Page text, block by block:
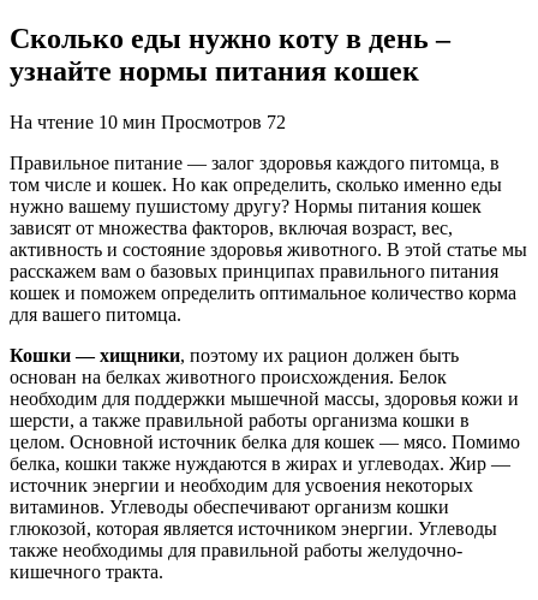
Сколько еды нужно коту в день –
узнайте нормы питания кошек
На чтение 10 мин Просмотров 72
Правильное питание — залог здоровья каждого питомца, в
том числе и кошек. Но как определить, сколько именно еды
нужно вашему пушистому другу? Нормы питания кошек
зависят от множества факторов, включая возраст, вес,
активность и состояние здоровья животного. В этой статье мы
расскажем вам о базовых принципах правильного питания
кошек и поможем определить оптимальное количество корма
для вашего питомца.
Кошки — хищники, поэтому их рацион должен быть
основан на белках животного происхождения. Белок
необходим для поддержки мышечной массы, здоровья кожи и
шерсти, а также правильной работы организма кошки в
целом. Основной источник белка для кошек — мясо. Помимо
белка, кошки также нуждаются в жирах и углеводах. Жир —
источник энергии и необходим для усвоения некоторых
витаминов. Углеводы обеспечивают организм кошки
глюкозой, которая является источником энергии. Углеводы
также необходимы для правильной работы желудочно-
кишечного тракта.